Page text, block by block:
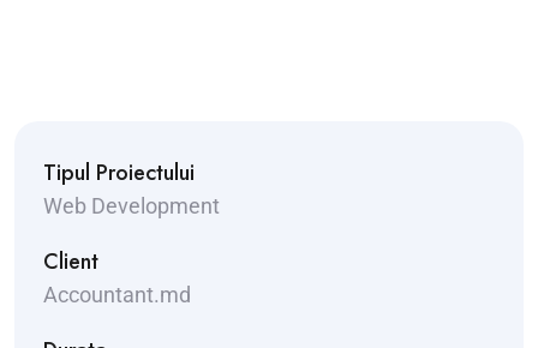
Tipul Proiectului
Web Development
Client
Accountant.md